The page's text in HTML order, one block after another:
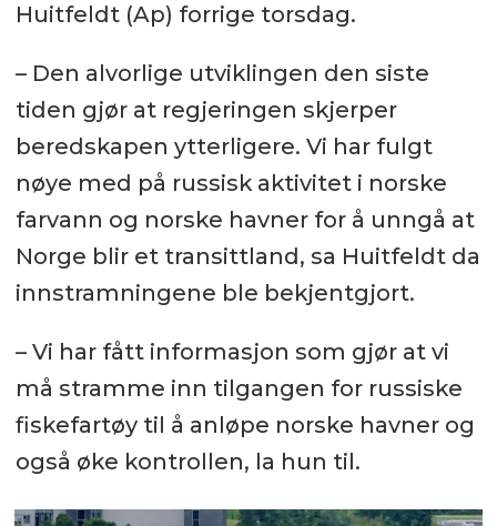
Huitfeldt (Ap) forrige torsdag.
– Den alvorlige utviklingen den siste
tiden gjør at regjeringen skjerper
beredskapen ytterligere. Vi har fulgt
nøye med på russisk aktivitet i norske
farvann og norske havner for å unngå at
Norge blir et transittland, sa Huitfeldt da
innstramningene ble bekjentgjort.
– Vi har fått informasjon som gjør at vi
må stramme inn tilgangen for russiske
fiskefartøy til å anløpe norske havner og
også øke kontrollen, la hun til.